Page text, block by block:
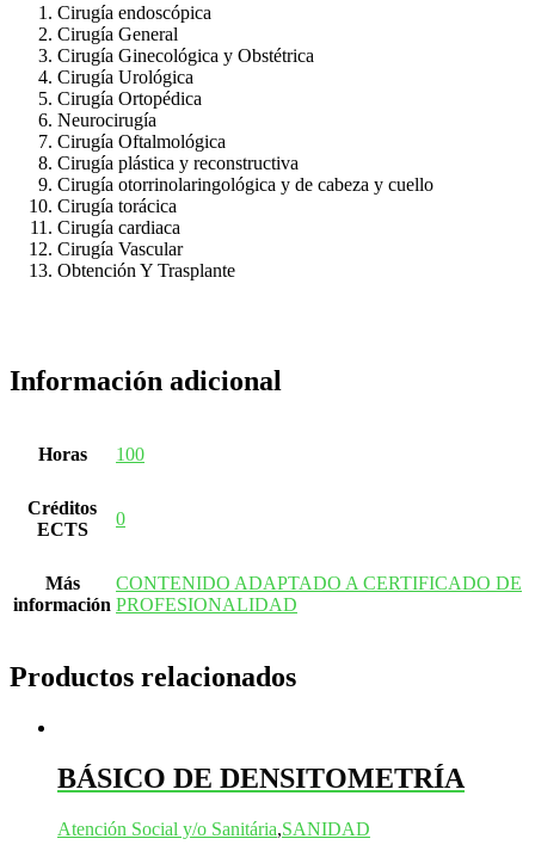
Cirugía endoscópica
Cirugía General
Cirugía Ginecológica y Obstétrica
Cirugía Urológica
Cirugía Ortopédica
Neurocirugía
Cirugía Oftalmológica
Cirugía plástica y reconstructiva
Cirugía otorrinolaringológica y de cabeza y cuello
Cirugía torácica
Cirugía cardiaca
Cirugía Vascular
Obtención Y Trasplante
Información adicional
Horas 100
Créditos
ECTS
0
Más
información
CONTENIDO ADAPTADO A CERTIFICADO DE
PROFESIONALIDAD
Productos relacionados
BÁSICO DE DENSITOMETRÍA
Atención Social y/o Sanitária,SANIDAD